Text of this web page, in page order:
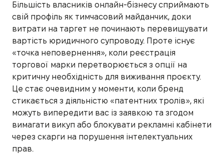
Більшість власників онлайн-бізнесу сприймають
свій профіль як тимчасовий майданчик, доки
витрати на таргет не починають перевищувати
вартість юридичного супроводу. Проте існує
«точка неповернення», коли реєстрація
торгової марки перетворюється з опції на
критичну необхідність для виживання проєкту.
Це стає очевидним у моменти, коли бренд
стикається з діяльністю «патентних тролів», які
можуть випередити вас із заявкою та згодом
вимагати викуп або блокувати рекламні кабінети
через скарги на порушення інтелектуальних
прав.